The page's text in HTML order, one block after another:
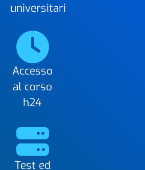
universitari
Accesso
al corso
h24
Test ed